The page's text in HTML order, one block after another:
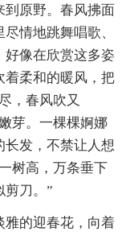
到原野。春风拂面
情地跳舞唱歌、
像在欣赏这多姿
着柔和的暖风，把
，春风吹又
芽。一棵棵婀娜
发，不禁让人想
树高，万条垂下
剪刀。”
雅的迎春花，向着